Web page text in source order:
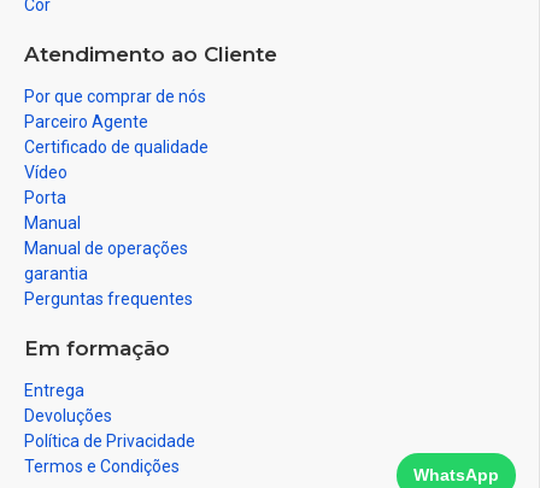
Cor
Atendimento ao Cliente
Por que comprar de nós
Parceiro Agente
Certificado de qualidade
Vídeo
Porta
Manual
Manual de operações
garantia
Perguntas frequentes
Em formação
Entrega
Devoluções
Política de Privacidade
Termos e Condições
WhatsApp